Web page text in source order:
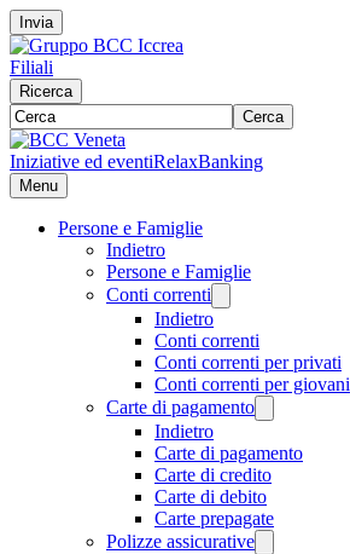
Invia
Filiali
Ricerca
Cerca
Iniziative ed eventiRelaxBanking
Menu
Persone e Famiglie
Indietro
Persone e Famiglie
Conti correnti
Indietro
Conti correnti
Conti correnti per privati
Conti correnti per giovani
Carte di pagamento
Indietro
Carte di pagamento
Carte di credito
Carte di debito
Carte prepagate
Polizze assicurative